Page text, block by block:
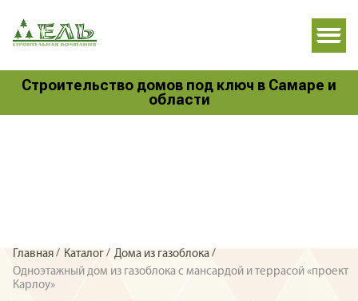
Строительство домов под ключ в Самаре и
области
Главная/ Каталог/ Дома из газоблока/
Одноэтажный дом из газоблока с мансардой и террасой «проект
Карлоу»